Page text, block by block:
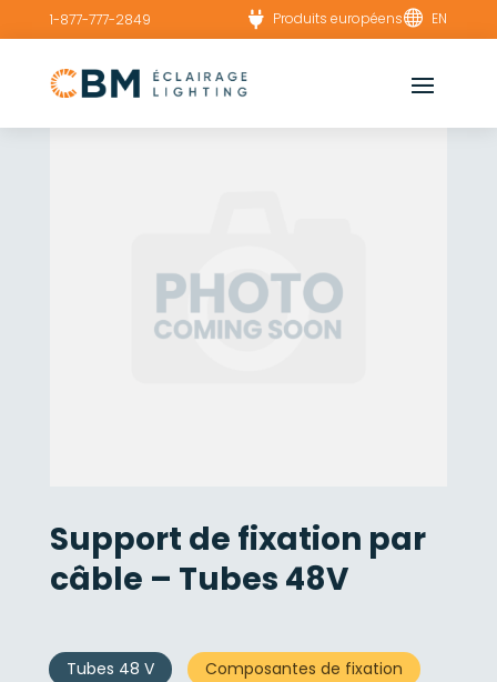
1-877-777-2849  Produits européens EN
Support de fixation par
câble – Tubes 48V
Tubes 48 V Composantes de fixation